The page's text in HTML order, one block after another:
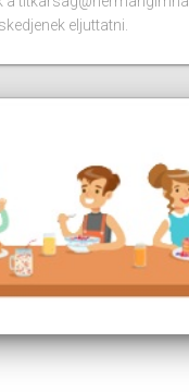
eljuttatni.